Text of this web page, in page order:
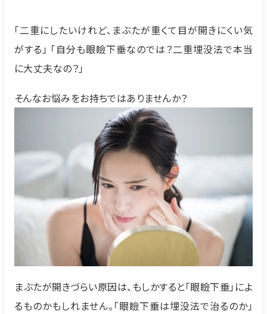
「二重にしたいけれど、まぶたが重くて目が開きにくい気
がする」 「自分も眼瞼下垂なのでは？二重埋没法で本当
に大丈夫なの？」
そんなお悩みをお持ちではありませんか？
まぶたが開きづらい原因は、もしかすると「眼瞼下垂」によ
るものかもしれません。「眼瞼下垂は埋没法で治るのか」